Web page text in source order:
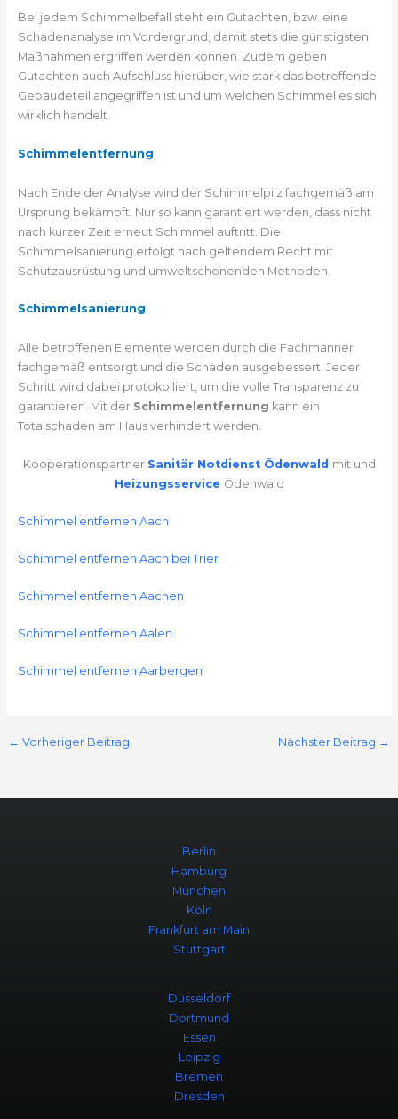
Bei jedem Schimmelbefall steht ein Gutachten, bzw. eine
Schadenanalyse im Vordergrund, damit stets die günstigsten
Maßnahmen ergriffen werden können. Zudem geben
Gutachten auch Aufschluss hierüber, wie stark das betreffende
Gebäudeteil angegriffen ist und um welchen Schimmel es sich
wirklich handelt.
Schimmelentfernung
Nach Ende der Analyse wird der Schimmelpilz fachgemäß am
Ursprung bekämpft. Nur so kann garantiert werden, dass nicht
nach kurzer Zeit erneut Schimmel auftritt. Die
Schimmelsanierung erfolgt nach geltendem Recht mit
Schutzausrüstung und umweltschonenden Methoden.
Schimmelsanierung
Alle betroffenen Elemente werden durch die Fachmänner
fachgemäß entsorgt und die Schäden ausgebessert. Jeder
Schritt wird dabei protokolliert, um die volle Transparenz zu
garantieren. Mit der Schimmelentfernung kann ein
Totalschaden am Haus verhindert werden.
Kooperationspartner Sanitär Notdienst Ödenwald mit und
Heizungsservice Ödenwald
Schimmel entfernen Aach
Schimmel entfernen Aach bei Trier
Schimmel entfernen Aachen
Schimmel entfernen Aalen
Schimmel entfernen Aarbergen
← Vorheriger Beitrag Nächster Beitrag →
Berlin
Hamburg
München
Köln
Frankfurt am Main
Stuttgart
Düsseldorf
Dortmund
Essen
Leipzig
Bremen
Dresden